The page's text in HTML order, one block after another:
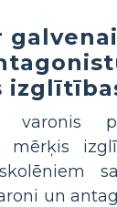
varonis
mērķis
un